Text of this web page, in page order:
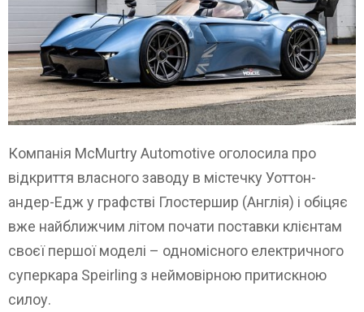
Компанія McMurtry Automotive оголосила про
відкриття власного заводу в містечку Уоттон-
андер-Едж у графстві Глостершир (Англія) і обіцяє
вже найближчим літом почати поставки клієнтам
своєї першої моделі – одномісного електричного
суперкара Speirling з неймовірною притискною
силоу.